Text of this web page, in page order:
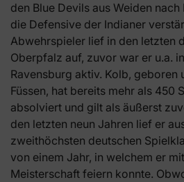
den Blue Devils aus Weiden
die Defensive der Indianer
Abwehrspieler lief in den letzten
Oberpfalz auf, zuvor war er u.a.
Ravensburg aktiv. Kolb, geboren
Füssen, hat bereits mehr als 450
absolviert und gilt als äußerst
den letzten neun Jahren lief er
zweithöchsten deutschen
von einem Jahr, in welchem er
Meisterschaft feiern konnte.